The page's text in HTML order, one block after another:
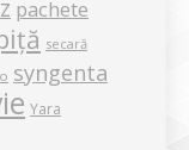
pachete
secară
syngenta
Yara